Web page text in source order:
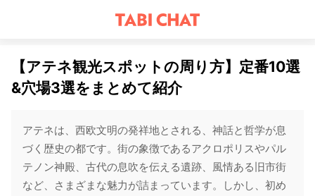
【アテネ観光スポットの周り方】定番10選
&穴場3選をまとめて紹介
アテネは、西欧文明の発祥地とされる、神話と哲学が息
づく歴史の都です。街の象徴であるアクロポリスやパル
テノン神殿、古代の息吹を伝える遺跡、風情ある旧市街
など、さまざまな魅力が詰まっています。しかし、初め